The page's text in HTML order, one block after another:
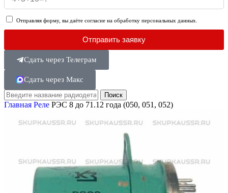
Отправляя форму, вы даёте согласие на обработку персональных данных.
Отправить заявку
Сдать через Телеграм
Сдать через Макс
Поиск
Главная Реле РЭС 8 до 71.12 года (050, 051, 052)